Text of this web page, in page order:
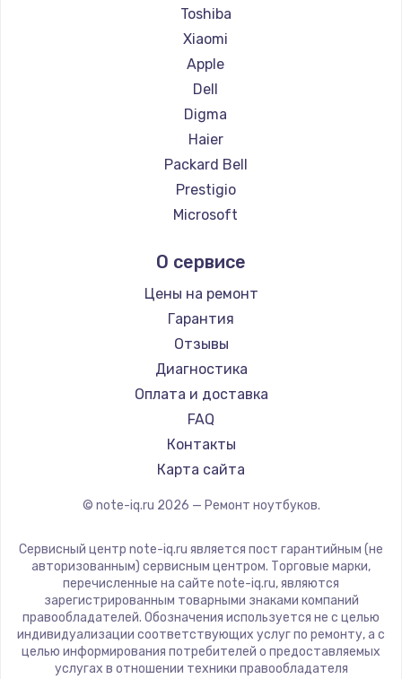
Ремонт ноутбуков Panasonic
Ремонт ноутбуков Irbis
Ремонт ноутбуков Thunderobot
Ремонт ноутбуков Hasee
Ремонт ноутбуков ZTE
Ремонт ноутбуков Hiper
Ремонт ноутбуков Evga
Ремонт ноутбуков Google
Ремонт ноутбуков Echips
Ремонт ноутбуков Predator
Ремонт ноутбуков iru
Ремонт ноутбуков Machenike
Ремонт ноутбуков DEXP
Ремонт ноутбуков Teclast
Ремонт ноутбуков CHUWI
Ремонт ноутбуков Colorful
Toshiba
Xiaomi
Apple
Dell
Digma
Haier
Packard Bell
Prestigio
Microsoft
Aquarius
Gigabyte
Aorus
Maibenben
Getac
Epson
Philips
LG
Panasonic
ZTE
Hiper
Evga
Google
Echips
О сервисе
Цены на ремонт
Гарантия
Отзывы
Диагностика
Оплата и доставка
FAQ
Контакты
Карта сайта
© note-iq.ru 2026 — Ремонт ноутбуков.
Сервисный центр note-iq.ru является пост гарантийным (не
авторизованным) сервисным центром. Торговые марки,
перечисленные на сайте note-iq.ru, являются
зарегистрированным товарными знаками компаний
правообладателей. Обозначения используется не с целью
индивидуализации соответствующих услуг по ремонту, а с
целью информирования потребителей о предоставляемых
услугах в отношении техники правообладателя